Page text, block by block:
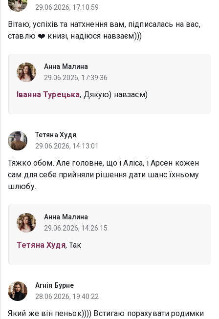
29.06.2026, 17:10:59
Вітаю, успіхів та натхнення вам, підписалась на вас,
ставлю ❤️ книзі, надіюся навзаєм)))
Анна Малина
29.06.2026, 17:39:36
Іванна Турецька, Дякую) навзаєм)
Тетяна Худя
29.06.2026, 14:13:01
Тяжко обом. Але головне, що і Аліса, і Арсен кожен
сам для себе прийняли рішення дати шанс їхньому
шлюбу.
Анна Малина
29.06.2026, 14:26:15
Тетяна Худя, Так
Агнія Бурне
28.06.2026, 19:40:22
Який же він пеньок)))) Встигаю порахувати родимки